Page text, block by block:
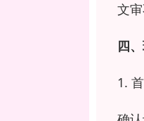
文
四
1.